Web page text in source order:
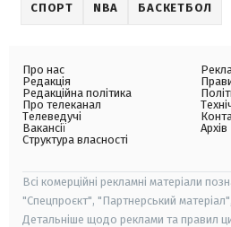
СПОРТ NBA БАСКЕТБОЛ
Про нас
Редакція
Редакційна політика
Про телеканал
Телеведучі
Вакансії
Структура власності
Архів
Всі комерційні рекламні матеріали
"Спецпроєкт", "Партнерський
Детальніше щодо реклами та правил